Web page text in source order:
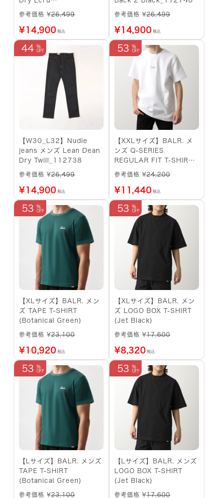
Embo_112742
参考価格 ¥26,499
¥14,900 税込
参考価格 ¥26,499
¥14,900 税込
44
【W30_L32】Nudie
jeans メンズ Lean Dean
Dry Twill_112738
参考価格 ¥26,499
¥14,900 税込
53
【XXLサイズ】BALR. メ
ンズ Q-SERIES
REGULAR FIT T-SHIRT
(White)
参考価格 ¥24,200
¥11,440 税込
53
【XLサイズ】BALR. メン
ズ TAPE T-SHIRT
(Botanical Green)
参考価格 ¥23,100
¥10,920 税込
53
【XLサイズ】BALR. メン
ズ LOGO BOX T-SHIRT
(Jet Black)
参考価格 ¥17,600
¥8,320 税込
53
【Lサイズ】BALR. メンズ
TAPE T-SHIRT
(Botanical Green)
参考価格 ¥23,100
53
【Lサイズ】BALR. メンズ
LOGO BOX T-SHIRT
(Jet Black)
参考価格 ¥17,600